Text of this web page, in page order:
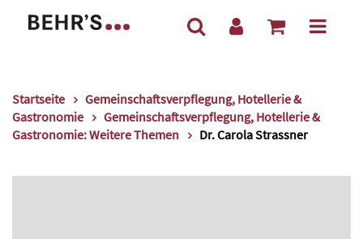
Startseite
Gemeinschaftsverpflegung, Hotellerie &
Gastronomie
Gemeinschaftsverpflegung, Hotellerie &
Gastronomie: Weitere Themen
Dr. Carola Strassner